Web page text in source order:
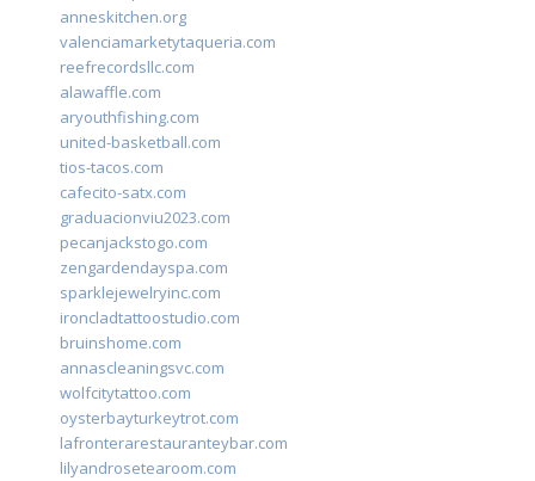
anneskitchen.org
valenciamarketytaqueria.com
reefrecordsllc.com
alawaffle.com
aryouthfishing.com
united-basketball.com
tios-tacos.com
cafecito-satx.com
graduacionviu2023.com
pecanjackstogo.com
zengardendayspa.com
sparklejewelryinc.com
ironcladtattoostudio.com
bruinshome.com
annascleaningsvc.com
wolfcitytattoo.com
oysterbayturkeytrot.com
lafronterarestauranteybar.com
lilyandrosetearoom.com